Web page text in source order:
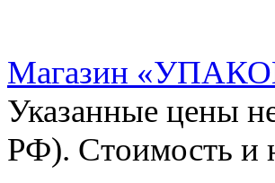
Магазин
Указанные цены
РФ). Стоимость и